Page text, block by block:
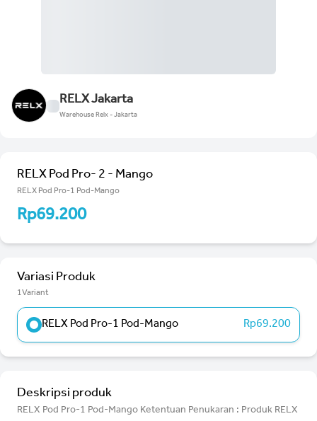
RELX Jakarta
Warehouse Relx - Jakarta
RELX Pod Pro- 2 - Mango
RELX Pod Pro-1 Pod-Mango
Rp69.200
Variasi Produk
1Variant
RELX Pod Pro-1 Pod-Mango Rp69.200
Deskripsi produk
RELX Pod Pro-1 Pod-Mango Ketentuan Penukaran : Produk RELX